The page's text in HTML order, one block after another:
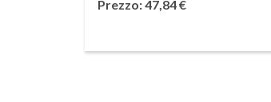
TRASPARENTE CON
Prezzo: 47,84€